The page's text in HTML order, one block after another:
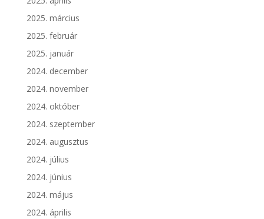
2025. március
2025. február
2025. január
2024. december
2024. november
2024. október
2024. szeptember
2024. augusztus
2024. július
2024. június
2024. május
2024. április